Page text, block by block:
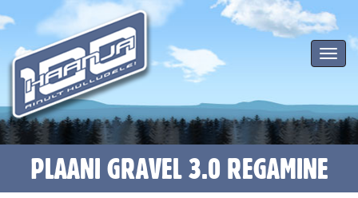
Toggle
PLAANI GRAVEL 3.0 REGAMINE